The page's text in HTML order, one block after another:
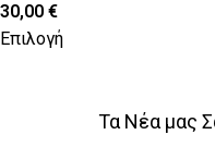
30,00 €
Επιλογή
Τα Νέα μας